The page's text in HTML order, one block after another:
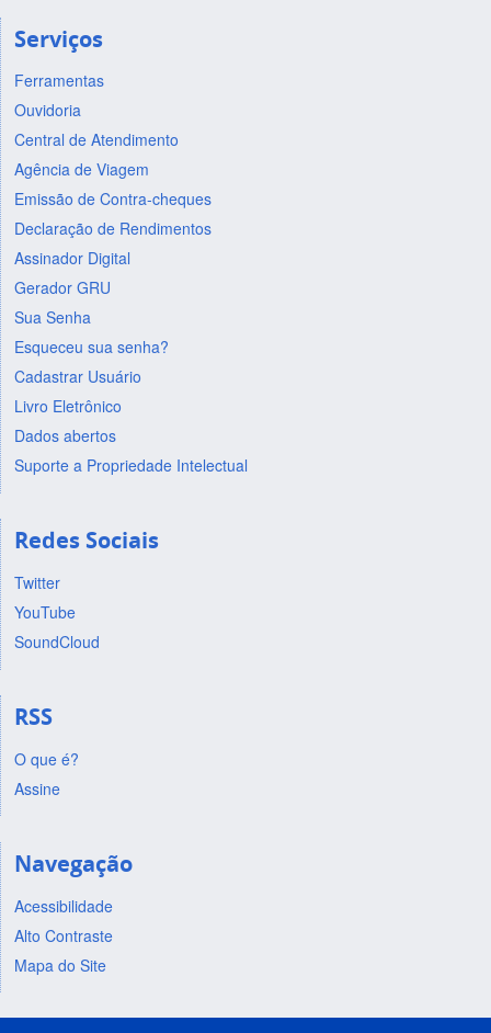
Serviços
Ferramentas
Ouvidoria
Central de Atendimento
Agência de Viagem
Emissão de Contra-cheques
Declaração de Rendimentos
Assinador Digital
Gerador GRU
Sua Senha
Esqueceu sua senha?
Cadastrar Usuário
Livro Eletrônico
Dados abertos
Suporte a Propriedade Intelectual
Redes Sociais
Twitter
YouTube
SoundCloud
RSS
O que é?
Assine
Navegação
Acessibilidade
Alto Contraste
Mapa do Site